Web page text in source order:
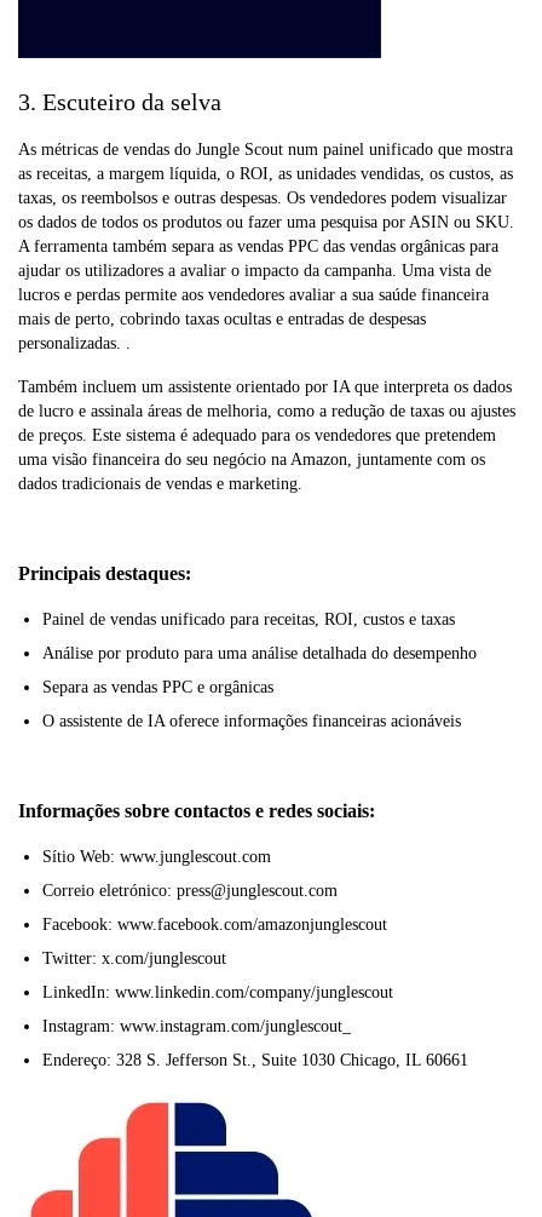
3. Escuteiro da selva
As métricas de vendas do Jungle Scout num painel unificado que mostra
as receitas, a margem líquida, o ROI, as unidades vendidas, os custos, as
taxas, os reembolsos e outras despesas. Os vendedores podem visualizar
os dados de todos os produtos ou fazer uma pesquisa por ASIN ou SKU.
A ferramenta também separa as vendas PPC das vendas orgânicas para
ajudar os utilizadores a avaliar o impacto da campanha. Uma vista de
lucros e perdas permite aos vendedores avaliar a sua saúde financeira
mais de perto, cobrindo taxas ocultas e entradas de despesas
personalizadas. .
Também incluem um assistente orientado por IA que interpreta os dados
de lucro e assinala áreas de melhoria, como a redução de taxas ou ajustes
de preços. Este sistema é adequado para os vendedores que pretendem
uma visão financeira do seu negócio na Amazon, juntamente com os
dados tradicionais de vendas e marketing.
Principais destaques:
Painel de vendas unificado para receitas, ROI, custos e taxas
Análise por produto para uma análise detalhada do desempenho
Separa as vendas PPC e orgânicas
O assistente de IA oferece informações financeiras acionáveis
Informações sobre contactos e redes sociais:
Sítio Web: www.junglescout.com
Correio eletrónico: press@junglescout.com
Facebook: www.facebook.com/amazonjunglescout
Twitter: x.com/junglescout
LinkedIn: www.linkedin.com/company/junglescout
Instagram: www.instagram.com/junglescout_
Endereço: 328 S. Jefferson St., Suite 1030 Chicago, IL 60661